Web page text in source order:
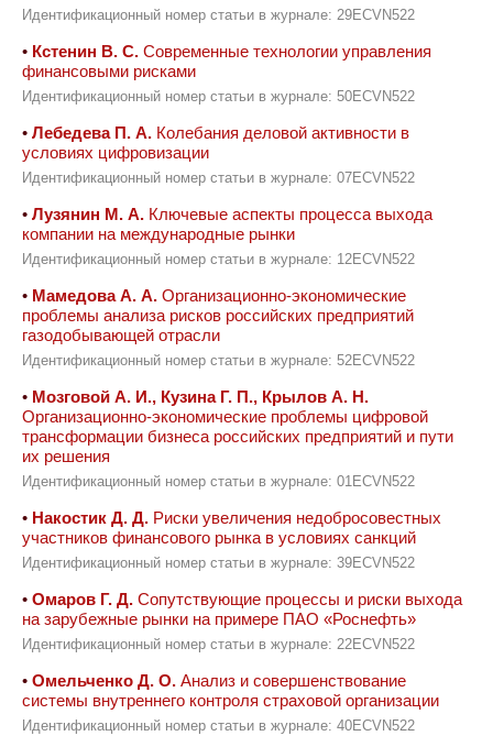
Идентификационный номер статьи в журнале: 29ECVN522
• Кстенин В. С. Современные технологии управления
финансовыми рисками
Идентификационный номер статьи в журнале: 50ECVN522
• Лебедева П. А. Колебания деловой активности в
условиях цифровизации
Идентификационный номер статьи в журнале: 07ECVN522
• Лузянин М. А. Ключевые аспекты процесса выхода
компании на международные рынки
Идентификационный номер статьи в журнале: 12ECVN522
• Мамедова А. А. Организационно-экономические
проблемы анализа рисков российских предприятий
газодобывающей отрасли
Идентификационный номер статьи в журнале: 52ECVN522
• Мозговой А. И., Кузина Г. П., Крылов А. Н.
Организационно-экономические проблемы цифровой
трансформации бизнеса российских предприятий и пути
их решения
Идентификационный номер статьи в журнале: 01ECVN522
• Накостик Д. Д. Риски увеличения недобросовестных
участников финансового рынка в условиях санкций
Идентификационный номер статьи в журнале: 39ECVN522
• Омаров Г. Д. Сопутствующие процессы и риски выхода
на зарубежные рынки на примере ПАО «Роснефть»
Идентификационный номер статьи в журнале: 22ECVN522
• Омельченко Д. О. Анализ и совершенствование
системы внутреннего контроля страховой организации
Идентификационный номер статьи в журнале: 40ECVN522